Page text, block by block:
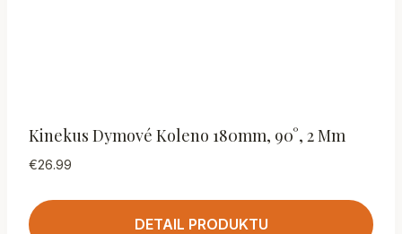
Kinekus Dymové Koleno 180mm, 90°, 2 Mm
€26.99
DETAIL PRODUKTU